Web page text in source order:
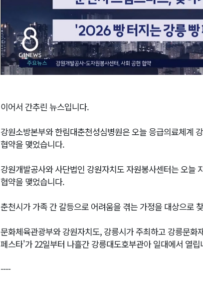
이어서 간추린 뉴스입니다.
강원소방본부와 한림대춘천성심병원은 오늘 응급의료체계
협약을 맺었습니다.
강원개발공사와 사단법인 강원자치도 자원봉사센터는 오늘
협약을 맺었습니다.
춘천시가 가족 간 갈등으로 어려움을 겪는 가정을 대상으로
문화체육관광부와 강원자치도, 강릉시가 주최하고 강릉문화
페스타'가 22일부터 나흘간 강릉대도호부관아 일대에서 열립
----